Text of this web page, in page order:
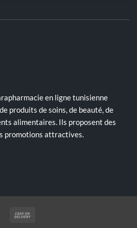
en ligne tunisienne
produits de soins, de beauté, de
alimentaires. Ils proposent des
promotions attractives.